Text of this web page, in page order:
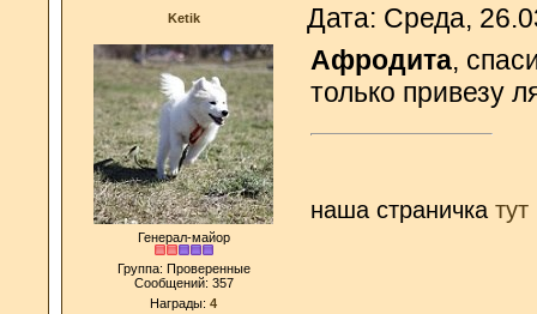
Ketik Дата: Среда,
Генерал-майор
Группа: Проверенные
Сообщений: 357
Награды: 4
Афродита,
только привезу
наша страничка тут